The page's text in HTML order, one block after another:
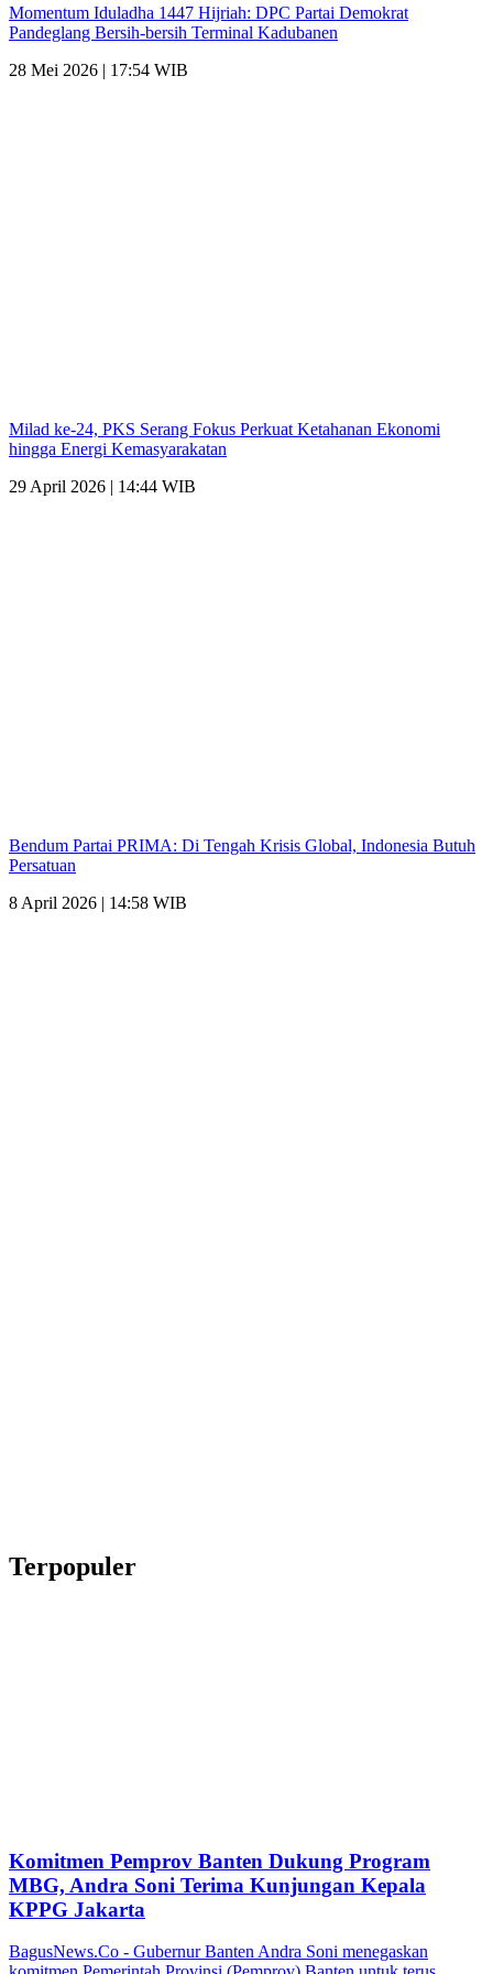
Momentum Iduladha 1447 Hijriah: DPC Partai Demokrat
Pandeglang Bersih-bersih Terminal Kadubanen
28 Mei 2026 | 17:54 WIB
Milad ke-24, PKS Serang Fokus Perkuat Ketahanan Ekonomi
hingga Energi Kemasyarakatan
29 April 2026 | 14:44 WIB
Bendum Partai PRIMA: Di Tengah Krisis Global, Indonesia Butuh
Persatuan
8 April 2026 | 14:58 WIB
Terpopuler
Komitmen Pemprov Banten Dukung Program
MBG, Andra Soni Terima Kunjungan Kepala
KPPG Jakarta
BagusNews.Co - Gubernur Banten Andra Soni menegaskan